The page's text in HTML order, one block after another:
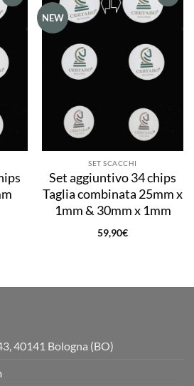
NEW
Aggiungi
desideri
SET SCACCHI
Set aggiuntivo 34 chips
Taglia combinata 25mm x
1mm & 30mm x 1mm
59,90€
40141 Bologna (BO)